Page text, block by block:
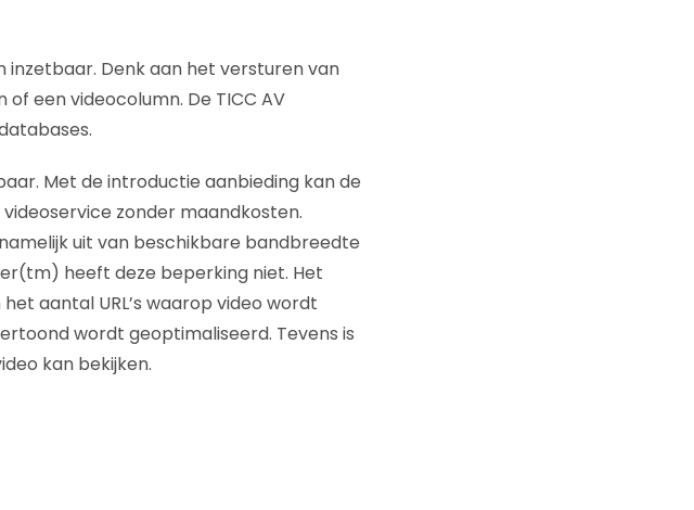
inzetbaar. Denk aan het versturen van
een videocolumn. De TICC AV
Met de introductie aanbieding kan de
zonder maandkosten.
uit van beschikbare bandbreedte
heeft deze beperking niet. Het
aantal URL’s waarop video wordt
wordt geoptimaliseerd. Tevens is
kan bekijken.